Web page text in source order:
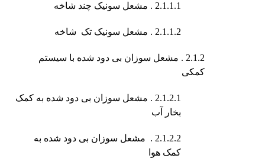
2.1.1.1 . مشعل سونیک چند شاخه
2.1.1.2 . مشعل سونیک تک شاخه
2.1.2 . مشعل سوزان بی دود شده با سیستم
کمکی
2.1.2.1 . مشعل سوزان بی دود شده به کمک
بخار آب
2.1.2.2 . مشعل سوزان بی دود شده به
کمک هوا